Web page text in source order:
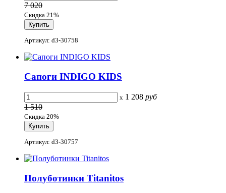
7 020
Скидка 21%
Артикул: d3-30758
Сапоги INDIGO KIDS
x 1 208 руб
1 510
Скидка 20%
Артикул: d3-30757
Полуботинки Titanitos